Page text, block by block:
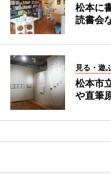
松本に
読書会
見る・遊
松本市
や直筆